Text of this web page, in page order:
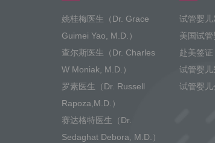
姚桂梅医生（Dr. Grace
Guimei Yao, M.D.）
查尔斯医生（Dr. Charles
W Moniak, M.D.）
罗素医生（Dr. Russell
Rapoza,M.D.）
赛达格特医生（Dr.
Sedaghat Debora, M.D.）
试管婴
美国试
赴美签证
试管婴儿
试管婴儿